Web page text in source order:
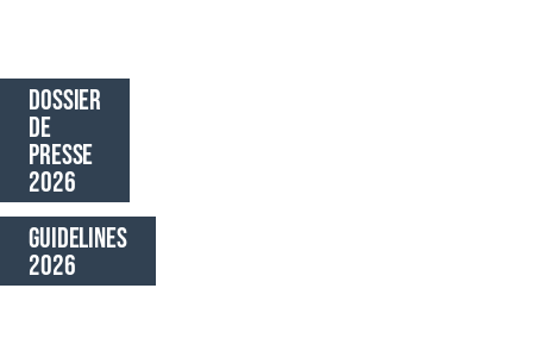
Dossier
de
presse
2026
Guidelines
2026